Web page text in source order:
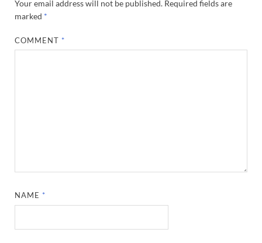
Your email address will not be published. Required fields are
marked *
COMMENT *
NAME *